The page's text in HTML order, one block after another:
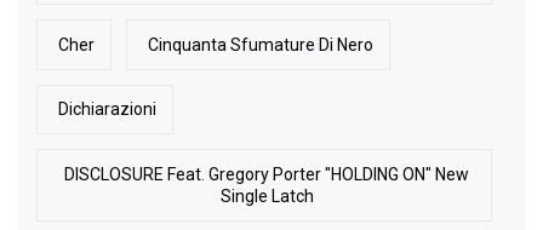
Cher Cinquanta Sfumature Di Nero
Dichiarazioni
DISCLOSURE Feat. Gregory Porter "HOLDING ON" New
Single Latch